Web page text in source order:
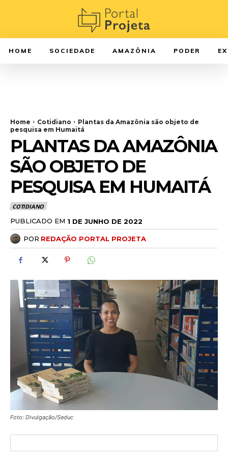
HOME SOCIEDADE AMAZÔNIA PODER
Home Cotidiano
Plantas da Amazônia são objeto de
pesquisa em Humaitá
PLANTAS DA AMAZÔNIA
SÃO OBJETO DE
PESQUISA EM HUMAITÁ
COTIDIANO
PUBLICADO EM 1 DE JUNHO DE 2022
POR REDAÇÃO PORTAL PROJETA
Foto: Divulgação/Seduc